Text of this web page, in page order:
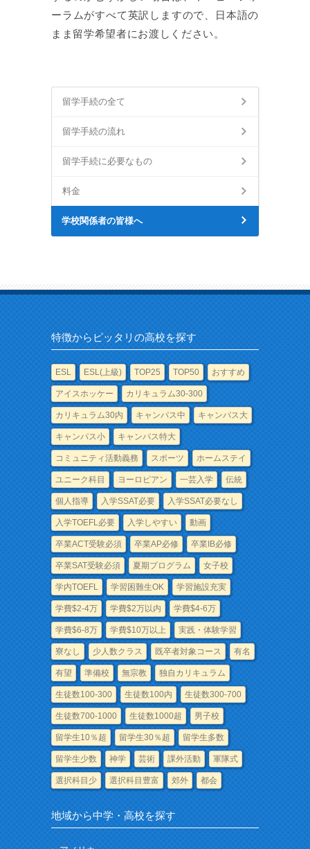
ーラムがすべて英訳しますので、日本語の
まま留学希望者にお渡しください。
留学手続の全て
留学手続の流れ
留学手続に必要なもの
料金
学校関係者の皆様へ
特徴からピッタリの高校を探す
ESL ESL(上級) TOP25 TOP50 おすすめ
アイスホッケー カリキュラム30-300
カリキュラム30内 キャンパス中 キャンパス大
キャンパス小 キャンパス特大
コミュニティ活動義務 スポーツ ホームステイ
ユニーク科目 ヨーロピアン 一芸入学 伝統
個人指導 入学SSAT必要 入学SSAT必要なし
入学TOEFL必要 入学しやすい 動画
卒業ACT受験必須 卒業AP必修 卒業IB必修
卒業SAT受験必須 夏期プログラム 女子校
学内TOEFL 学習困難生OK 学習施設充実
学費$2-4万 学費$2万以内 学費$4-6万
学費$6-8万 学費$10万以上 実践・体験学習
寮なし 少人数クラス 既卒者対象コース 有名
有望 準備校 無宗教 独自カリキュラム
生徒数100-300 生徒数100内 生徒数300-700
生徒数700-1000 生徒数1000超 男子校
留学生10％超 留学生30％超 留学生多数
留学生少数 神学 芸術 課外活動 軍隊式
選択科目少 選択科目豊富 郊外 都会
地域から中学・高校を探す